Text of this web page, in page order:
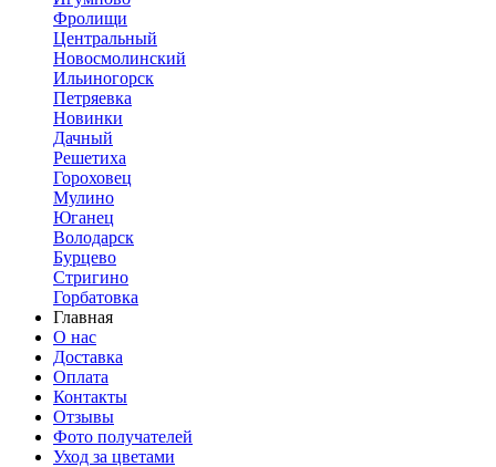
Фролищи
Центральный
Новосмолинский
Ильиногорск
Петряевка
Новинки
Дачный
Решетиха
Гороховец
Мулино
Юганец
Володарск
Бурцево
Стригино
Горбатовка
Главная
О нас
Доставка
Оплата
Контакты
Отзывы
Фото получателей
Уход за цветами